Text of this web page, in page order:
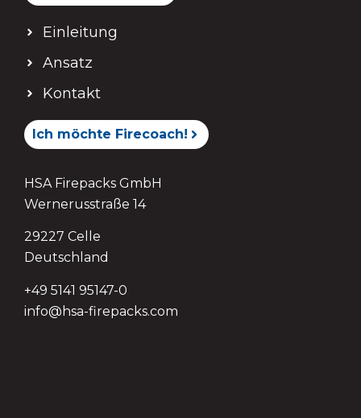
Einleitung
Ansatz
Kontakt
Ich möchte Firecoach!
HSA Firepacks GmbH
Wernerusstraße 14
29227 Celle
Deutschland
+49 5141 95147-0
info@hsa-firepacks.com